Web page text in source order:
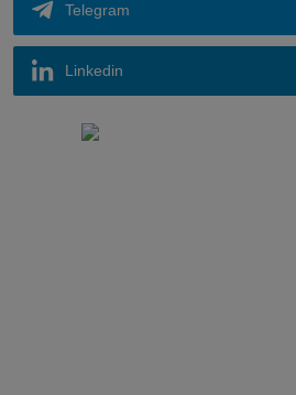
Telegram
Linkedin